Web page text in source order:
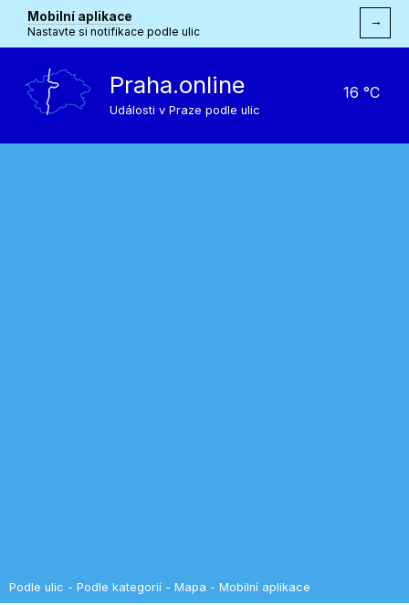
Mobilní aplikace
Nastavte si notifikace podle ulic
→
Praha.online
Události v Praze podle ulic
16 °C
Podle ulic - Podle kategorií - Mapa - Mobilní aplikace